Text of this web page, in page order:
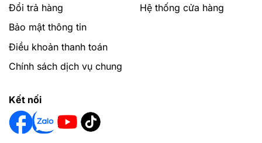
Đổi trả hàng
Bảo mật thông tin
Điều khoản thanh toán
Chính sách dịch vụ chung
Hệ thống cửa hàng
Kết nối